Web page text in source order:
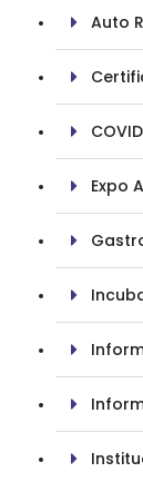
Auto
Expo